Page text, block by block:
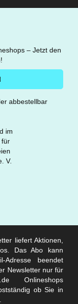
– Jetzt den
abbestellbar
liefert Aktionen,
Das Abo kann
Adresse beendet
Newsletter nur für
Onlineshops
ob Sie in